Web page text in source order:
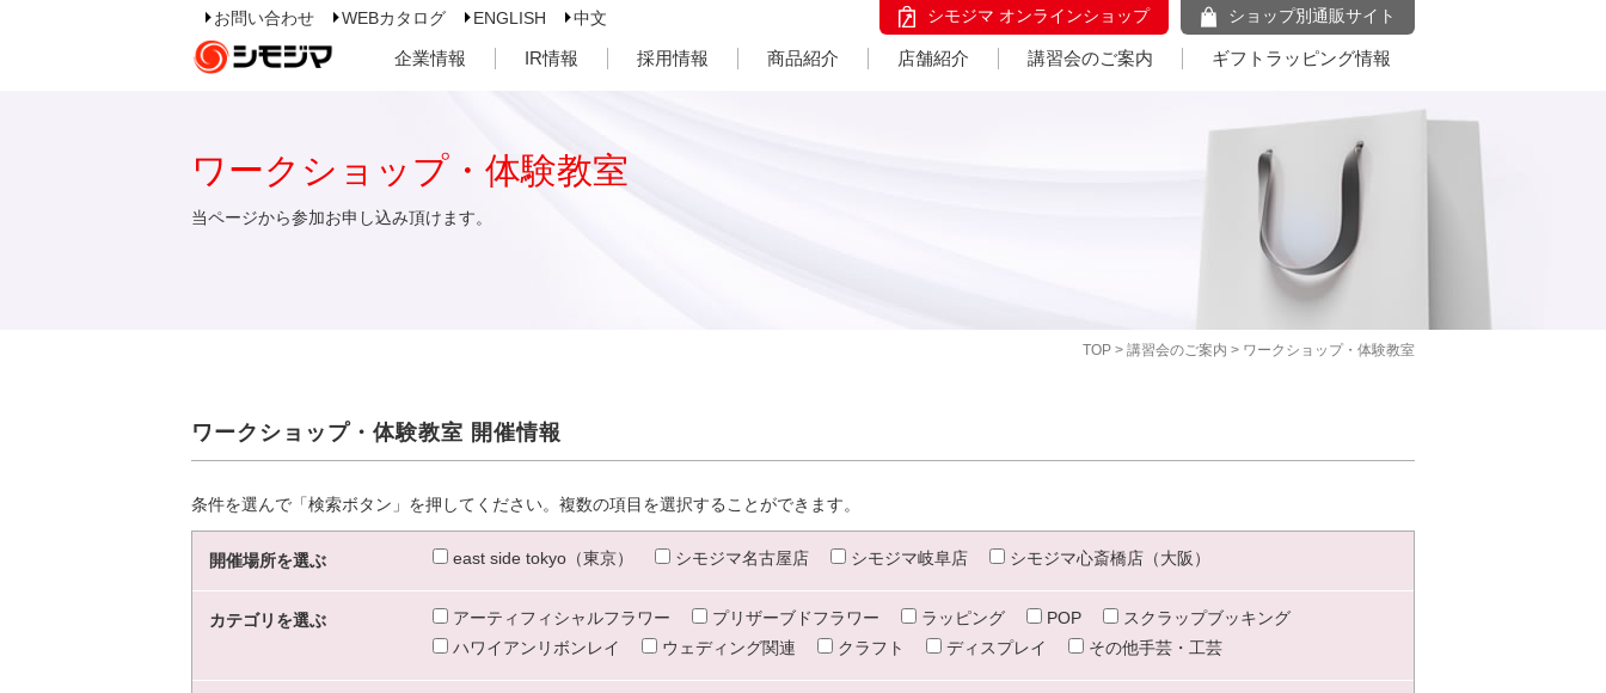
お問い合わせ WEBカタログ ENGLISH 中文 シモジマ オンラインショップ ショップ別通販サイト
企業情報 IR情報 採用情報 商品紹介 店舗紹介 講習会のご案内 ギフトラッピング情報
TOP > 講習会のご案内 > ワークショップ・体験教室
ワークショップ・体験教室
当ページから参加お申し込み頂けます。
ワークショップ・体験教室 開催情報
条件を選んで「検索ボタン」を押してください。複数の項目を選択することができます。
開催場所を選ぶ east side tokyo（東京） シモジマ名古屋店 シモジマ岐阜店 シモジマ心斎橋店（大阪）
カテゴリを選ぶ アーティフィシャルフラワー プリザーブドフラワー ラッピング POP
スクラップブッキング
ハワイアンリボンレイ
ウェディング関連 クラフト ディスプレイ その他手芸・工芸